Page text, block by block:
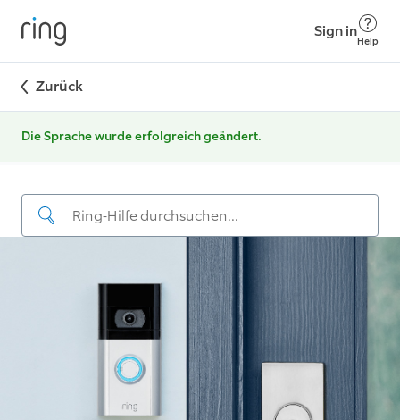
Sign in
Help
Zurück
Die Sprache wurde erfolgreich geändert.